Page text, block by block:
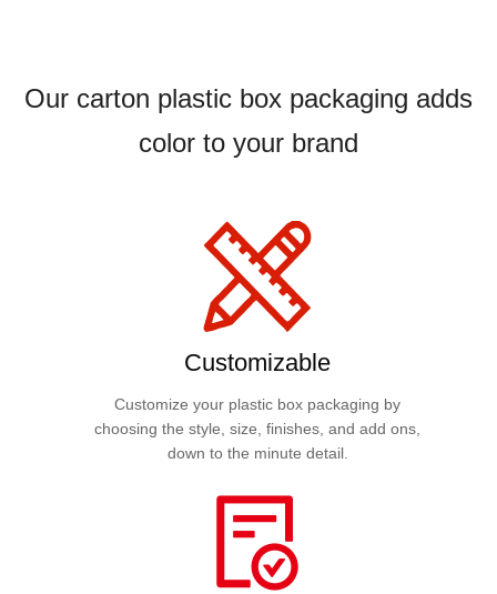
Our carton plastic box packaging adds
color to your brand
Customizable
Customize your plastic box packaging by
choosing the style, size, finishes, and add ons,
down to the minute detail.